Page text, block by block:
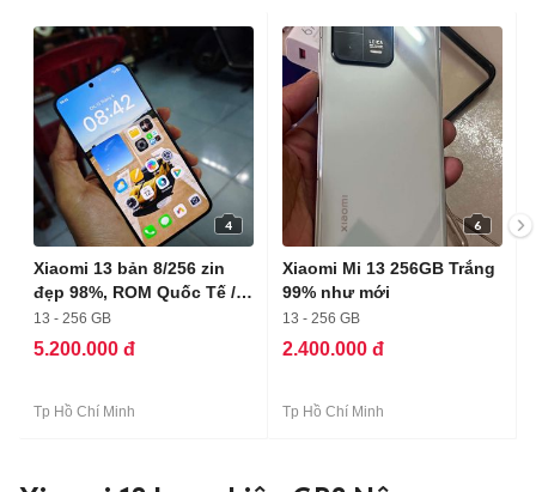
4
Xiaomi 13 bản 8/256 zin
đẹp 98%, ROM Quốc Tế /
gl
13 - 256 GB
5.200.000 đ
Tp Hồ Chí Minh
6
Xiaomi Mi 13 256GB Trắng
99% như mới
13 - 256 GB
2.400.000 đ
Tp Hồ Chí Minh